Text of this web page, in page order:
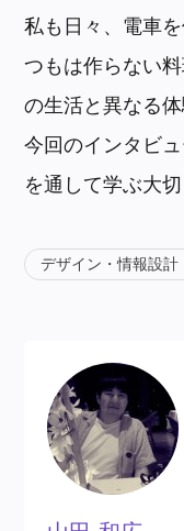
私も日々、電車
つもは作らない
の生活と異なる
今回のインタビ
を通して学ぶ大
デザイン・情報設計